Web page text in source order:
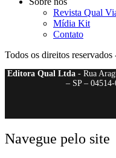
Revista Qual
Mídia Kit
Contato
Todos os direitos
Editora Qual Ltda- Rua
– SP –
Navegue pelo site